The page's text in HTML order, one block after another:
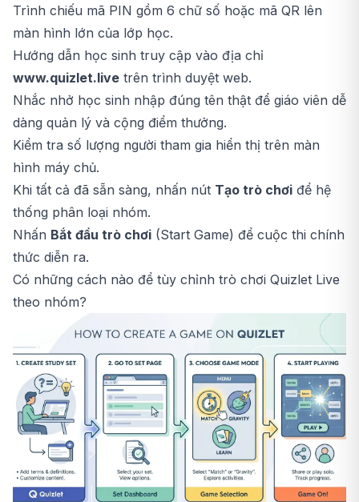
Trình chiếu mã PIN gồm 6 chữ số hoặc mã QR lên
màn hình lớn của lớp học.
Hướng dẫn học sinh truy cập vào địa chỉ
www.quizlet.live trên trình duyệt web.
Nhắc nhở học sinh nhập đúng tên thật để giáo viên dễ
dàng quản lý và cộng điểm thưởng.
Kiểm tra số lượng người tham gia hiển thị trên màn
hình máy chủ.
Khi tất cả đã sẵn sàng, nhấn nút Tạo trò chơi để hệ
thống phân loại nhóm.
Nhấn Bắt đầu trò chơi (Start Game) để cuộc thi chính
thức diễn ra.
Có những cách nào để tùy chỉnh trò chơi Quizlet Live
theo nhóm?